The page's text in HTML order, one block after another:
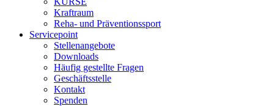
Kraftraum
Reha- und Präventionssport
Servicepoint
Stellenangebote
Downloads
Häufig gestellte Fragen
Geschäftsstelle
Kontakt
Spenden